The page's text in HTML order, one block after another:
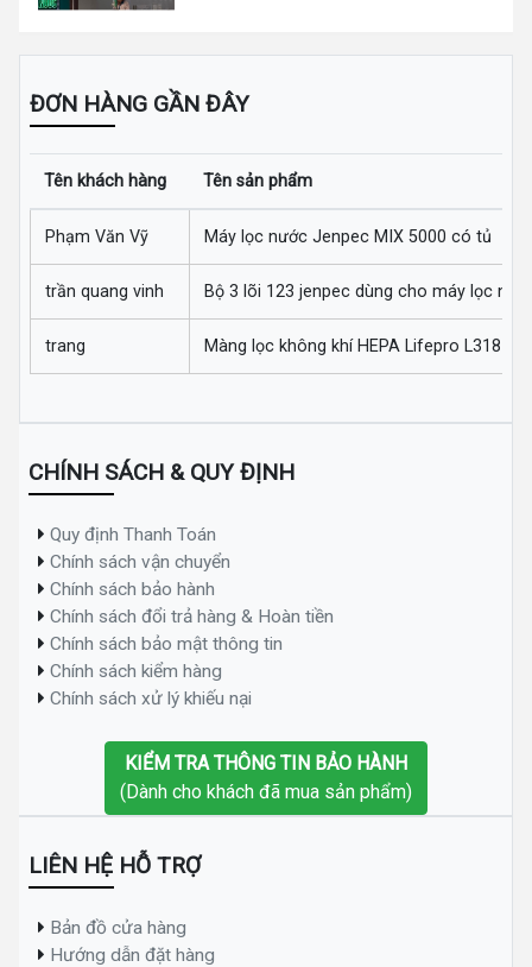
ĐƠN HÀNG GẦN ĐÂY
Tên khách hàng Tên sản phẩm
Phạm Văn Vỹ Máy lọc nước Jenpec MIX 5000 có tủ
trần quang vinh Bộ 3 lõi 123 jenpec dùng cho máy lọc
trang Màng lọc không khí HEPA Lifepro L318-AZ
CHÍNH SÁCH & QUY ĐỊNH
Quy định Thanh Toán
Chính sách vận chuyển
Chính sách bảo hành
Chính sách đổi trả hàng & Hoàn tiền
Chính sách bảo mật thông tin
Chính sách kiểm hàng
Chính sách xử lý khiếu nại
KIỂM TRA THÔNG TIN BẢO HÀNH
(Dành cho khách đã mua sản phẩm)
LIÊN HỆ HỖ TRỢ
Bản đồ cửa hàng
Hướng dẫn đặt hàng